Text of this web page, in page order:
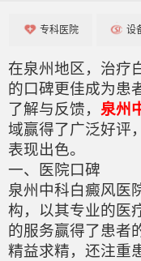
专科医院 设
在泉州地区，治疗
的口碑更佳成为患
了解与反馈， 泉州
域赢得了广泛好评
表现出色。
一、医院口碑
泉州中科白癜风医
构，以其专业的医
的服务赢得了患者
精益求精，还注重